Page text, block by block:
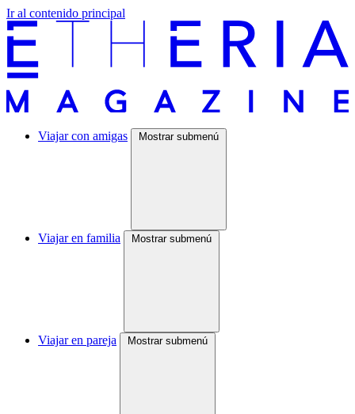
Ir al contenido principal
Viajar con amigas Mostrar submenú
Viajar en familia Mostrar submenú
Viajar en pareja Mostrar submenú